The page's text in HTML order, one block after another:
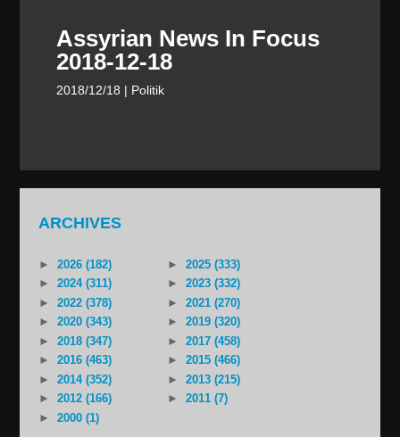
Assyrian News In Focus
2018-12-18
2018/12/18 | Politik
ARCHIVES
► 2026 (182) ►
2025 (333)
►
2024 (311) ►
2023 (332)
►
2022 (378) ►
2021 (270)
►
2020 (343) ►
2019 (320)
►
2018 (347) ►
2017 (458)
►
2016 (463) ►
2015 (466)
►
2014 (352) ►
2013 (215)
►
2012 (166) ►
2011 (7)
►
2000 (1)